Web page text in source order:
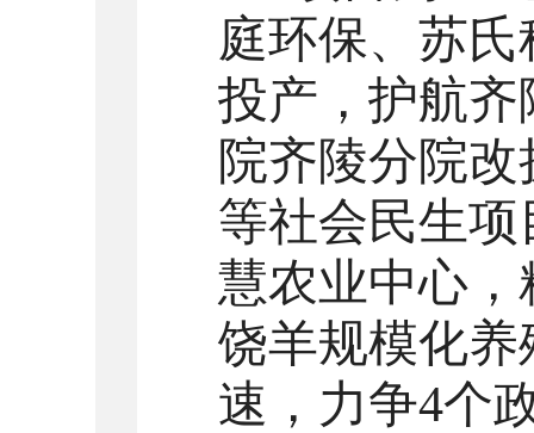
庭环保、苏
投产，护航
院齐陵分院
等社会民生
慧农业中心
饶羊规模化
速， 力争4个